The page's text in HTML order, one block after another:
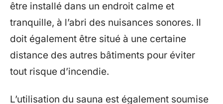
être installé dans un endroit calme et
tranquille, à l’abri des nuisances sonores. Il
doit également être situé à une certaine
distance des autres bâtiments pour éviter
tout risque d’incendie.
L’utilisation du sauna est également soumise